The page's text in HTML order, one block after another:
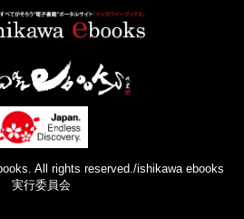
All rights reserved./ishikawa ebooks
実行委員会